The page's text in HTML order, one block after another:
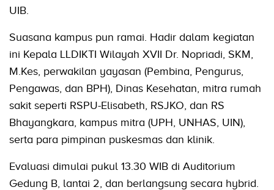
UIB.
Suasana kampus pun ramai. Hadir dalam kegiatan
ini Kepala LLDIKTI Wilayah XVII Dr. Nopriadi, SKM,
M.Kes, perwakilan yayasan (Pembina, Pengurus,
Pengawas, dan BPH), Dinas Kesehatan, mitra rumah
sakit seperti RSPU-Elisabeth, RSJKO, dan RS
Bhayangkara, kampus mitra (UPH, UNHAS, UIN),
serta para pimpinan puskesmas dan klinik.
Evaluasi dimulai pukul 13.30 WIB di Auditorium
Gedung B, lantai 2, dan berlangsung secara hybrid.